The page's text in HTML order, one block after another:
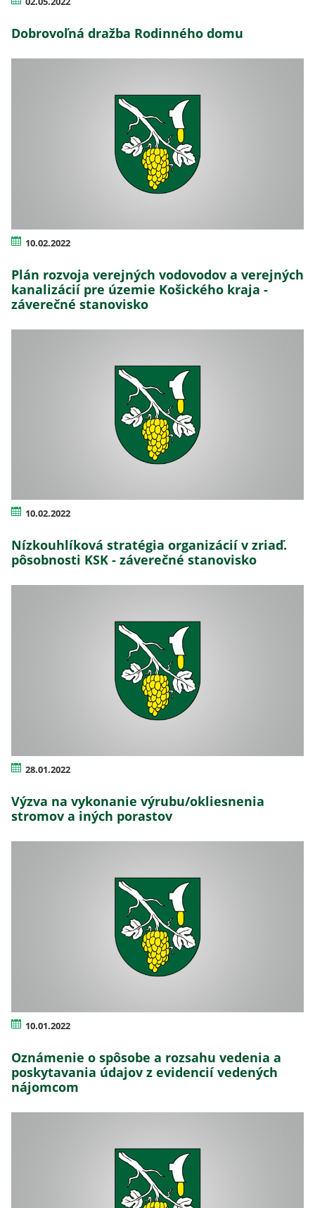
Dobrovoľná dražba Rodinného domu
10.02.2022
Plán rozvoja verejných vodovodov a verejných
kanalizácií pre územie Košického kraja -
záverečné stanovisko
10.02.2022
Nízkouhlíková stratégia organizácií v zriaď.
pôsobnosti KSK - záverečné stanovisko
28.01.2022
Výzva na vykonanie výrubu/okliesnenia
stromov a iných porastov
10.01.2022
Oznámenie o spôsobe a rozsahu vedenia a
poskytavania údajov z evidencií vedených
nájomcom